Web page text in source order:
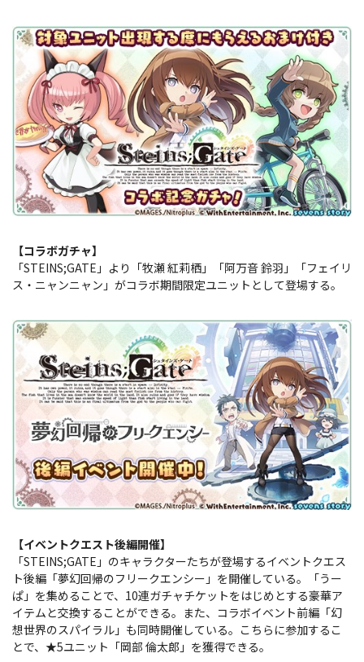
【コラボガチャ】
「STEINS;GATE」より「牧瀬 紅莉栖」「阿万音 鈴羽」「フェイリ
ス・ニャンニャン」がコラボ期間限定ユニットとして登場する。
【イベントクエスト後編開催】
「STEINS;GATE」のキャラクターたちが登場するイベントクエス
ト後編「夢幻回帰のフリークエンシー」を開催している。「うー
ぱ」を集めることで、10連ガチャチケットをはじめとする豪華ア
イテムと交換することができる。また、コラボイベント前編「幻
想世界のスパイラル」も同時開催している。こちらに参加するこ
とで、★5ユニット「岡部 倫太郎」を獲得できる。